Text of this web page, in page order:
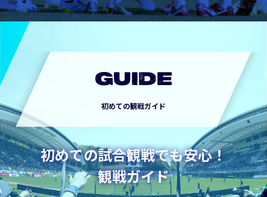
GUIDE
初めての観戦ガイド
初めての試合観戦でも安心！
観戦ガイド